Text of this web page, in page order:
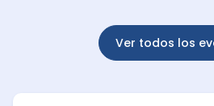
Ver todos los